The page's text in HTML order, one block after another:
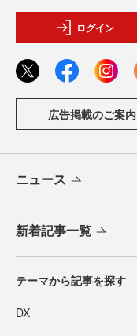
ログイン
広告掲載のご案内
ニュース
新着記事一覧
テーマから記事を探す
DX